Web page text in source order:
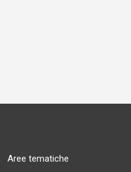
Aree tematiche